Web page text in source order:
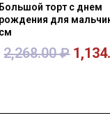
Большой торт с днем
рождения для
см
2,268.00₽